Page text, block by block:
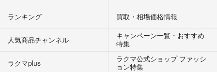
ランキング 買取・相場価格情報
人気商品チャンネル
キャンペーン一覧・おすすめ
特集
ラクマplus
ラクマ公式ショップ ファッシ
ョン特集